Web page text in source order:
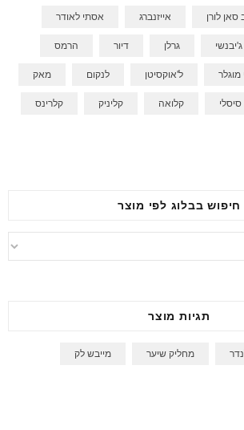
סאן לורן אייזנברג אסתי לאודר
ג'יבנשי גרלן דיור הרמס
מוגלר ל'אוקסיטן לנקום מאק
סיסלי קלואה קליניק קלרינס
חיפוש בבלוג לפי מוצר
תגיות מוצר
מחליק שיער מייבש לק